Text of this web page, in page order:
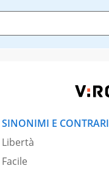
SINONIMI E CONTRARI
Libertà
Facile